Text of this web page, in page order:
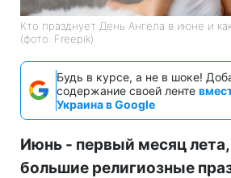
Кто празднует День Ангела в июне и
(фото: Freepik)
Будь в курсе, а не в шоке!
содержание своей ленте
Украина в Google
Июнь - первый месяц
большие религиозные